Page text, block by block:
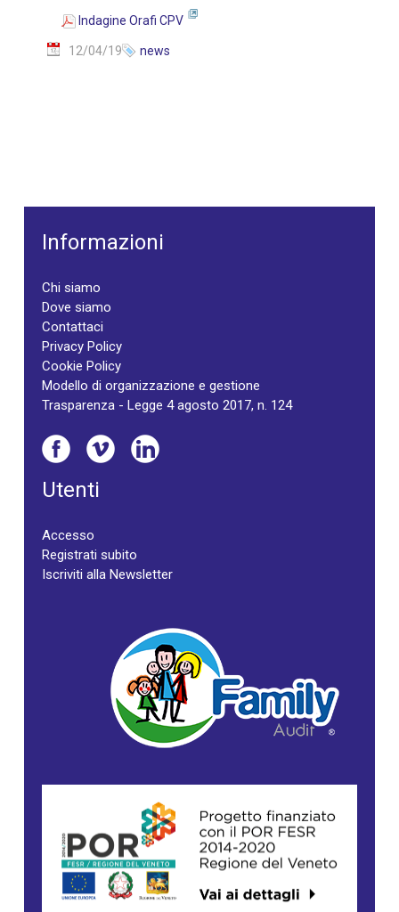
Indagine Orafi CPV
12/04/19 news
Informazioni
Chi siamo
Dove siamo
Contattaci
Privacy Policy
Cookie Policy
Modello di organizzazione e gestione
Trasparenza - Legge 4 agosto 2017, n. 124
Utenti
Accesso
Registrati subito
Iscriviti alla Newsletter